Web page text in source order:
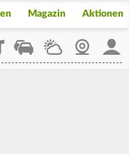
Magazin Aktionen
StaupilotWetterWebcam